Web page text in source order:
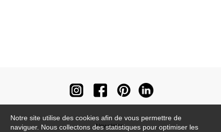
Newsletter
Notre site utilise des cookies afin de vous permettre de
naviguer. Nous collectons des statistiques pour optimiser les